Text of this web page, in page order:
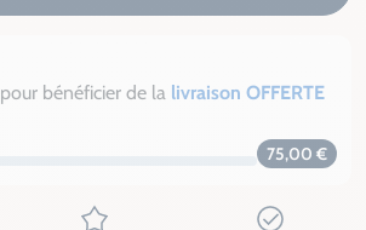
pour bénéficier de la livraison OFFERTE
75,00 €